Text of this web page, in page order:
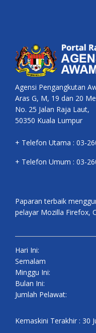
Agensi Pengangkutan
Aras G, M, 19 dan 20
No. 25 Jalan Raja Laut,
50350 Kuala Lumpur
+ Telefon Utama : 03-
+ Telefon Umum : 03-
Paparan terbaik
pelayar Mozilla Firefox,
Hari Ini:
Semalam
Minggu Ini:
Bulan Ini:
Jumlah Pelawat:
Kemaskini Terakhir : 30